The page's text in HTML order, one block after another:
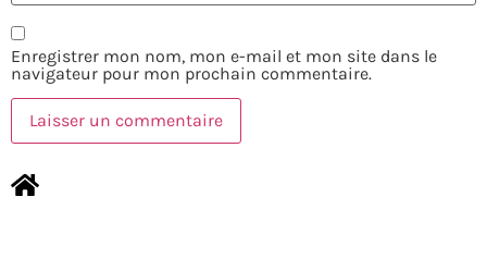
Enregistrer mon nom, mon e-mail et mon site dans le
navigateur pour mon prochain commentaire.